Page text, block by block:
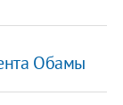
Обамы